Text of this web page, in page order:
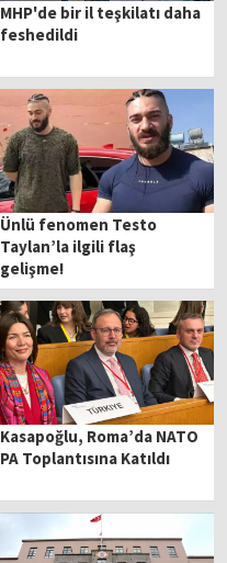
MHP'de bir il teşkilatı daha
feshedildi
Ünlü fenomen Testo
Taylan’la ilgili flaş
gelişme!
Kasapoğlu, Roma’da NATO
PA Toplantısına Katıldı